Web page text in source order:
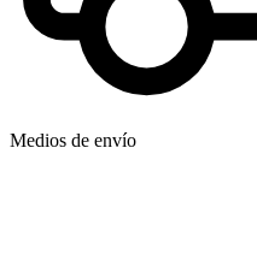
Medios de envío